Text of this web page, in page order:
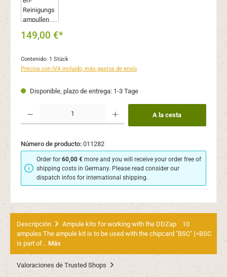
149,00 €*
Contenido: 1 Stück
Precios con IVA incluido, más gastos de envío
Disponible, plazo de entrega: 1-3 Tage
Cantidad del producto: introduce la cantidad deseada o usa los botones para
A la cesta
Número de producto: 011282
Order for60,00 € more and you will receive your order free of
shipping costs in Germany. Please read consider our
dispatch infos for international shipping.
Descripción
Ampule kits for working with the DDZap 10
ampules The ampule kit is to be used with the chipcard "BSC" (=BSC
is part of… Más
Valoraciones de Trusted Shops